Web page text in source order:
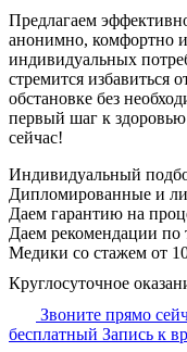
Предлагаем
анонимно, комфортно и
индивидуальных
стремится избавиться
обстановке без
первый шаг к
сейчас!
Индивидуальный
Дипломированные и
Даем гарантию на
Даем рекомендации по
Медики со стажем от
Круглосуточное
Звоните прямо
бесплатный Запись к